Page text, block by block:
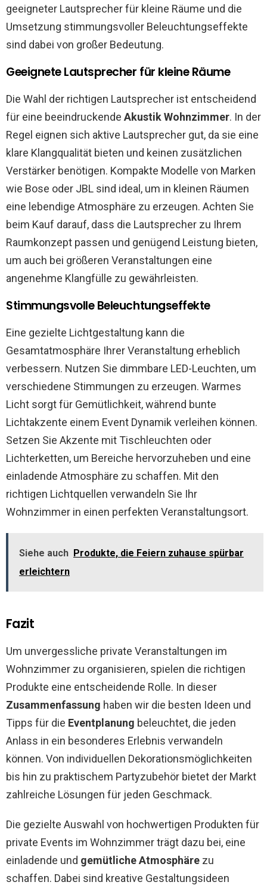
geeigneter Lautsprecher für kleine Räume und die
Umsetzung stimmungsvoller Beleuchtungseffekte
sind dabei von großer Bedeutung.
Geeignete Lautsprecher für kleine Räume
Die Wahl der richtigen Lautsprecher ist entscheidend
für eine beeindruckende Akustik Wohnzimmer. In der
Regel eignen sich aktive Lautsprecher gut, da sie eine
klare Klangqualität bieten und keinen zusätzlichen
Verstärker benötigen. Kompakte Modelle von Marken
wie Bose oder JBL sind ideal, um in kleinen Räumen
eine lebendige Atmosphäre zu erzeugen. Achten Sie
beim Kauf darauf, dass die Lautsprecher zu Ihrem
Raumkonzept passen und genügend Leistung bieten,
um auch bei größeren Veranstaltungen eine
angenehme Klangfülle zu gewährleisten.
Stimmungsvolle Beleuchtungseffekte
Eine gezielte Lichtgestaltung kann die
Gesamtatmosphäre Ihrer Veranstaltung erheblich
verbessern. Nutzen Sie dimmbare LED-Leuchten, um
verschiedene Stimmungen zu erzeugen. Warmes
Licht sorgt für Gemütlichkeit, während bunte
Lichtakzente einem Event Dynamik verleihen können.
Setzen Sie Akzente mit Tischleuchten oder
Lichterketten, um Bereiche hervorzuheben und eine
einladende Atmosphäre zu schaffen. Mit den
richtigen Lichtquellen verwandeln Sie Ihr
Wohnzimmer in einen perfekten Veranstaltungsort.
Siehe auch Produkte, die Feiern zuhause spürbar
erleichtern
Fazit
Um unvergessliche private Veranstaltungen im
Wohnzimmer zu organisieren, spielen die richtigen
Produkte eine entscheidende Rolle. In dieser
Zusammenfassung haben wir die besten Ideen und
Tipps für die Eventplanung beleuchtet, die jeden
Anlass in ein besonderes Erlebnis verwandeln
können. Von individuellen Dekorationsmöglichkeiten
bis hin zu praktischem Partyzubehör bietet der Markt
zahlreiche Lösungen für jeden Geschmack.
Die gezielte Auswahl von hochwertigen Produkten für
private Events im Wohnzimmer trägt dazu bei, eine
einladende und gemütliche Atmosphäre zu
schaffen. Dabei sind kreative Gestaltungsideen